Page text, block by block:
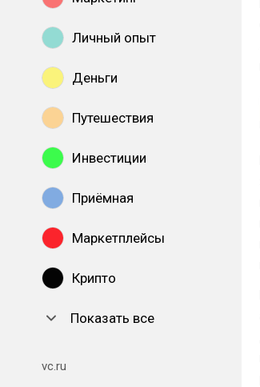
Личный опыт
Деньги
Путешествия
Инвестиции
Приёмная
Маркетплейсы
Крипто
Показать все
vc.ru